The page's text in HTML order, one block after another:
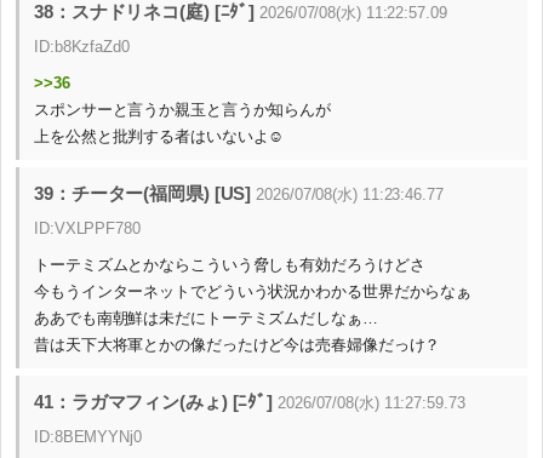
38：スナドリネコ(庭) [ﾆﾀﾞ] 2026/07/08(水) 11:22:57.09
ID:b8KzfaZd0
>>36
スポンサーと言うか親玉と言うか知らんが
上を公然と批判する者はいないよ☺
39：チーター(福岡県) [US] 2026/07/08(水) 11:23:46.77
ID:VXLPPF780
トーテミズムとかならこういう脅しも有効だろうけどさ
今もうインターネットでどういう状況かわかる世界だからなぁ
ああでも南朝鮮は未だにトーテミズムだしなぁ…
昔は天下大将軍とかの像だったけど今は売春婦像だっけ？
41：ラガマフィン(みょ) [ﾆﾀﾞ] 2026/07/08(水) 11:27:59.73
ID:8BEMYYNj0